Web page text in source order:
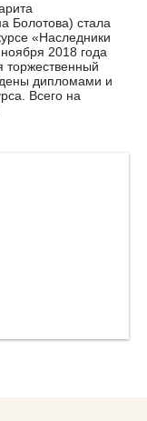
Болотова) стала
«Наследники
2018 года
торжественный
дипломами и
Всего на